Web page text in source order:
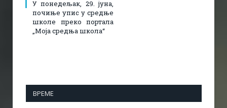
У понедељак, 29. јуна,
почиње упис у средње
школе преко портала
„Моја средња школа“
ВРЕМЕ